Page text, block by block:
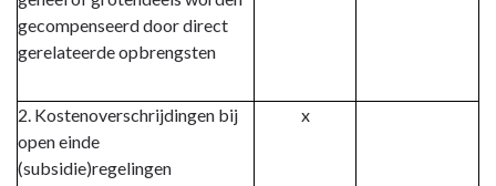
lasten
Begrotingsafwijkingen
gecompenseerd door direct
gerelateerde opbrengsten
2. Kostenoverschrijdingen bij
open einde
(subsidie)regelingen
x